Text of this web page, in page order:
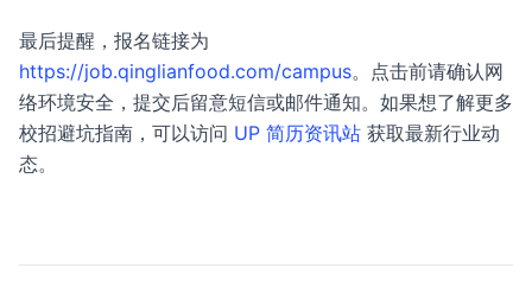
最后提醒，报名链接为
https://job.qinglianfood.com/campus。点击前请确认网
络环境安全，提交后留意短信或邮件通知。如果想了解更多
校招避坑指南，可以访问 UP 简历资讯站 获取最新行业动
态。